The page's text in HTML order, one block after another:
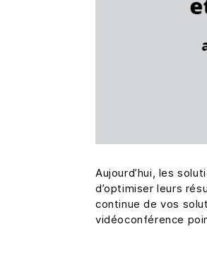
Aujourd’hui, les
d’optimiser leurs
continue de vos
vidéoconférence